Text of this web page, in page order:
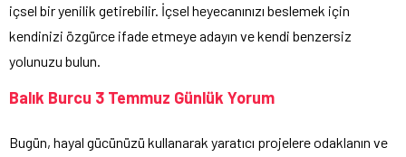
içsel bir yenilik getirebilir. İçsel heyecanınızı beslemek için
kendinizi özgürce ifade etmeye adayın ve kendi benzersiz
yolunuzu bulun.
Balık Burcu 3 Temmuz Günlük Yorum
Bugün, hayal gücünüzü kullanarak yaratıcı projelere odaklanın ve